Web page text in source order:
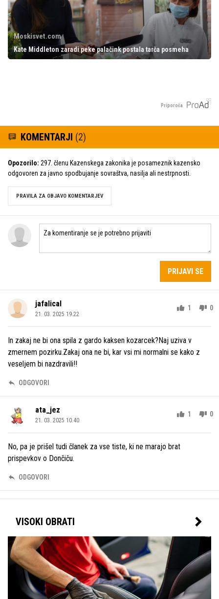
Moskisvet.com
Kate Middleton zaradi peke palačink postala tarča posmeha
Priporoča
KOMENTARJI (2)
Opozorilo: 297. členu Kazenskega zakonika je posameznik kazensko
odgovoren za javno spodbujanje sovraštva, nasilja ali nestrpnosti.
PRAVILA ZA OBJAVO KOMENTARJEV
PRIJAVI SE
jafalical
21. 03. 2025 19.22
1 0
In zakaj ne bi ona spila z gardo kaksen kozarcek?Naj uziva v
zmernem pozirku.Zakaj ona ne bi, kar vsi mi normalni se kako z
veseljem bi nazdravili!!
ODGOVORI
ata_jez
21. 03. 2025 10.40
1 0
No, pa je prišel tudi članek za vse tiste, ki ne marajo brat
prispevkov o Dončiču.
ODGOVORI
VISOKI OBRATI